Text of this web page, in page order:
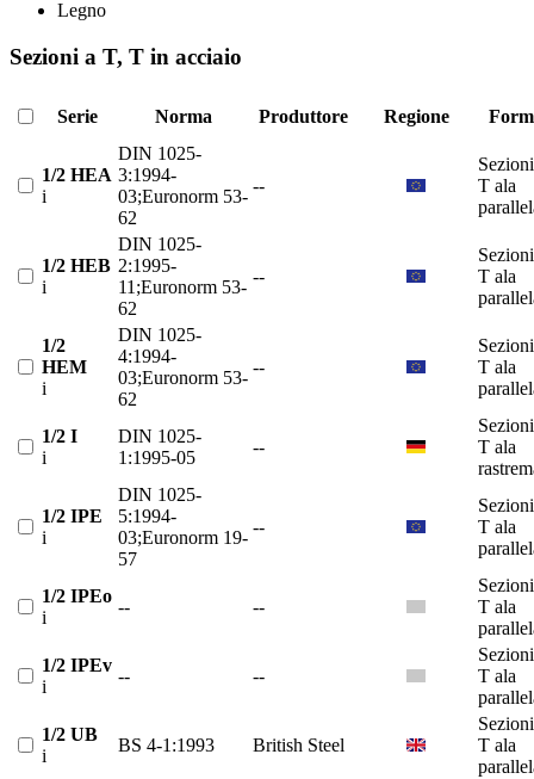
Legno
Sezioni a T, T in acciaio
Serie Norma Produttore Regione
1/2 HEA
i
DIN 1025-
3:1994-
03;Euronorm 53-
62
--
T ala
1/2 HEB
i
DIN 1025-
2:1995-
11;Euronorm 53-
62
--
T ala
1/2
HEM
i
DIN 1025-
4:1994-
03;Euronorm 53-
62
--
T ala
1/2 I
i
DIN 1025-
1:1995-05
--
T ala
1/2 IPE
i
DIN 1025-
5:1994-
03;Euronorm 19-
57
--
T ala
1/2 IPEo
i
-- --
T ala
1/2 IPEv
i
-- --
T ala
1/2 UB
i
BS 4-1:1993 British Steel
T ala